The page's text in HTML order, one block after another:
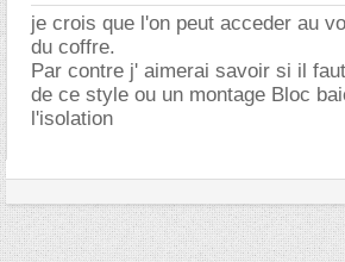
je crois que l'on peut acceder au
du coffre.
Par contre j' aimerai savoir si il
de ce style ou un montage Bloc
l'isolation